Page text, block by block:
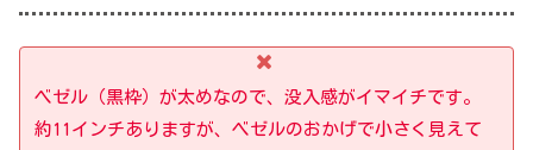
ベゼル（黒枠）が太めなので、没入感がイマイチです。
約11インチありますが、ベゼルのおかげで小さく見えて